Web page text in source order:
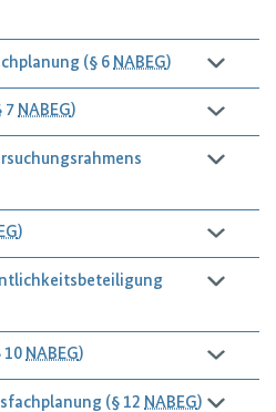
(§ 6 NABEG)
7NABEG)
)
10NABEG)
(§ 12 NABEG)